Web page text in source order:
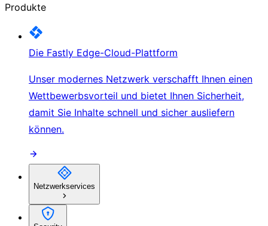
Produkte
Die Fastly Edge-Cloud-Plattform
Unser modernes Netzwerk verschafft Ihnen einen
Wettbewerbsvorteil und bietet Ihnen Sicherheit,
damit Sie Inhalte schnell und sicher ausliefern
können.
Netzwerkservices